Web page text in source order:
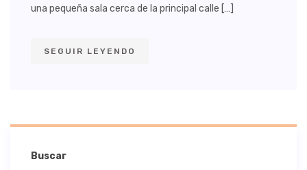
una pequeña sala cerca de la principal calle […]
SEGUIR LEYENDO
Buscar